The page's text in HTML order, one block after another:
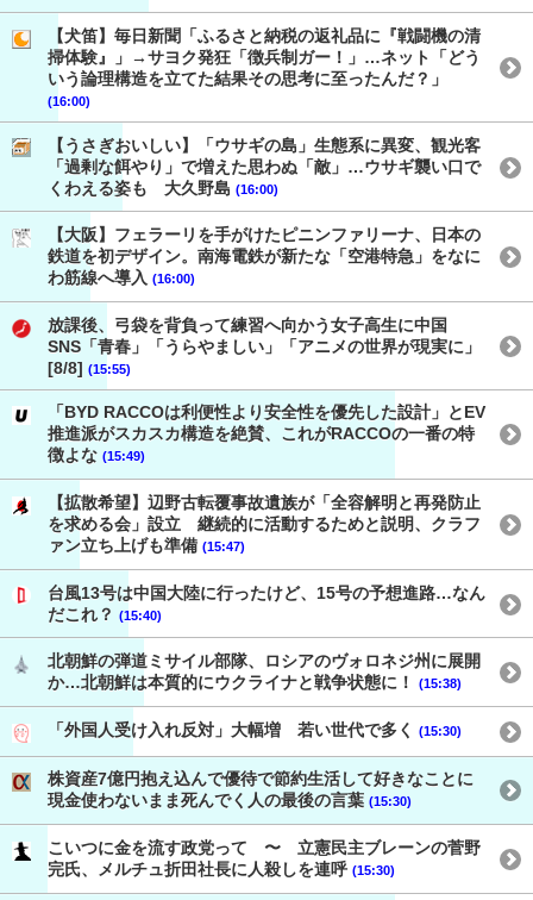
【犬笛】毎日新聞「ふるさと納税の返礼品に『戦闘機の清
掃体験』」→サヨク発狂「徴兵制ガー！」…ネット「どう
いう論理構造を立てた結果その思考に至ったんだ？」
(16:00)
【うさぎおいしい】「ウサギの島」生態系に異変、観光客
「過剰な餌やり」で増えた思わぬ「敵」…ウサギ襲い口で
くわえる姿も 大久野島 (16:00)
【大阪】フェラーリを手がけたピニンファリーナ、日本の
鉄道を初デザイン。南海電鉄が新たな「空港特急」をなに
わ筋線へ導入 (16:00)
放課後、弓袋を背負って練習へ向かう女子高生に中国
SNS「青春」「うらやましい」「アニメの世界が現実に」
[8/8] (15:55)
「BYD RACCOは利便性より安全性を優先した設計」とEV
推進派がスカスカ構造を絶賛、これがRACCOの一番の特
徴よな (15:49)
【拡散希望】辺野古転覆事故遺族が「全容解明と再発防止
を求める会」設立 継続的に活動するためと説明、クラフ
ァン立ち上げも準備 (15:47)
台風13号は中国大陸に行ったけど、15号の予想進路…なん
だこれ？ (15:40)
北朝鮮の弾道ミサイル部隊、ロシアのヴォロネジ州に展開
か…北朝鮮は本質的にウクライナと戦争状態に！
(15:38)
「外国人受け入れ反対」大幅増 若い世代で多く (15:30)
株資産7億円抱え込んで優待で節約生活して好きなことに
現金使わないまま死んでく人の最後の言葉 (15:30)
こいつに金を流す政党って 〜 立憲民主ブレーンの菅野
完氏、メルチュ折田社長に人殺しを連呼 (15:30)